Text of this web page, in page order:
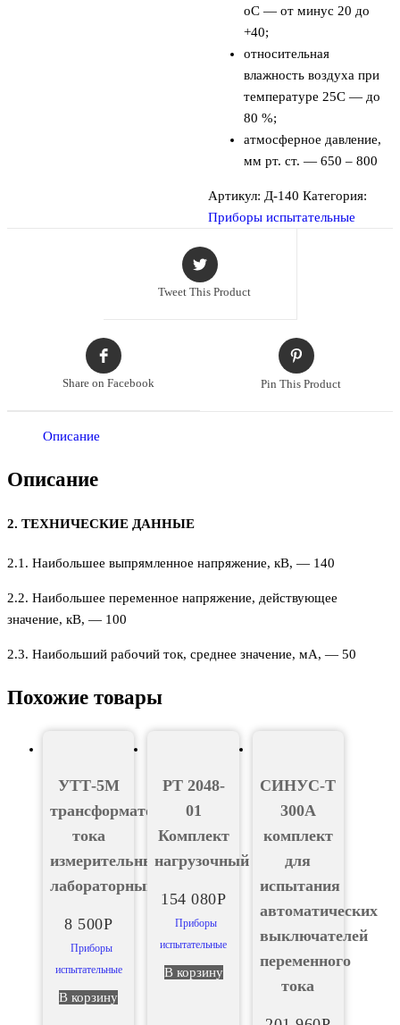
оС — от минус 20 до
+40;
относительная
влажность воздуха при
температуре 25С — до
80 %;
атмосферное давление,
мм рт. ст. — 650 – 800
Артикул: Д-140 Категория:
Приборы испытательные
Tweet This Product
Share on Facebook Pin This Product
Описание
Описание
2. ТЕХНИЧЕСКИЕ ДАННЫЕ
2.1. Наибольшее выпрямленное напряжение, кВ, — 140
2.2. Наибольшее переменное напряжение, действующее
значение, кВ, — 100
2.3. Наибольший рабочий ток, среднее значение, мА, — 50
Похожие товары
УТТ-5М
трансформатор
тока
измерительный
лабораторный
8 500Р
Приборы
испытательные
В корзину
РТ 2048-
01
Комплект
нагрузочный
154 080Р
Приборы
испытательные
В корзину
СИНУС-Т
300А
комплект
для
испытания
автоматических
выключателей
переменного
тока